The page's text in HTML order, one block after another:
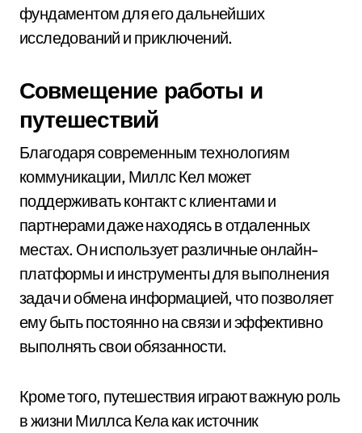
фундаментом для его дальнейших
исследований и приключений.
Совмещение работы и
путешествий
Благодаря современным технологиям
коммуникации, Миллс Кел может
поддерживать контакт с клиентами и
партнерами даже находясь в отдаленных
местах. Он использует различные онлайн-
платформы и инструменты для выполнения
задач и обмена информацией, что позволяет
ему быть постоянно на связи и эффективно
выполнять свои обязанности.
Кроме того, путешествия играют важную роль
в жизни Миллса Кела как источник